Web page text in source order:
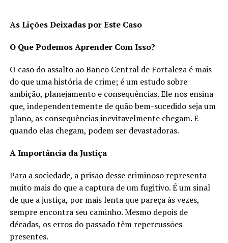
As Lições Deixadas por Este Caso
O Que Podemos Aprender Com Isso?
O caso do assalto ao Banco Central de Fortaleza é mais
do que uma história de crime; é um estudo sobre
ambição, planejamento e consequências. Ele nos ensina
que, independentemente de quão bem-sucedido seja um
plano, as consequências inevitavelmente chegam. E
quando elas chegam, podem ser devastadoras.
A Importância da Justiça
Para a sociedade, a prisão desse criminoso representa
muito mais do que a captura de um fugitivo. É um sinal
de que a justiça, por mais lenta que pareça às vezes,
sempre encontra seu caminho. Mesmo depois de
décadas, os erros do passado têm repercussões
presentes.